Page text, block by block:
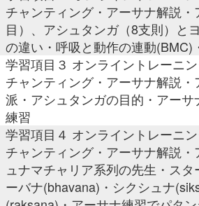
チャンティング・アーサナ解説
目）、アシュタンガ（8支則）と
の違い・呼吸と動作の連動(BMC)
学習項目３ オンライントレーニ
チャンティング・アーサナ解説
派・アシュタンガの目的・アー
練習
学習項目４ オンライントレーニ
チャンティング・アーサナ解説
ュナマチャリア系列の先生・ス
ーバナ(bhavana)・シクシュナ